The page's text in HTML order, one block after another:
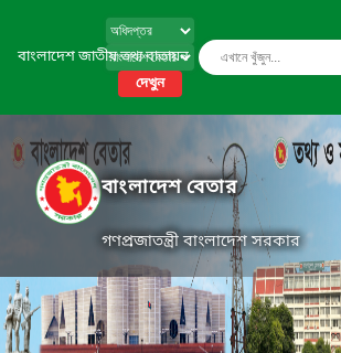
বাংলাদেশ জাতীয় তথ্য বাতায়ন
দেখুন
বাংলাদেশ বেতার
গণপ্রজাতন্ত্রী বাংলাদেশ সরকার